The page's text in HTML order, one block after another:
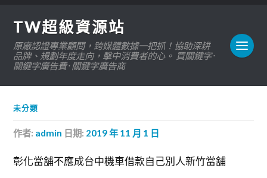
TW超級資源站
原廠認證專業顧問，跨媒體數據一把抓！協助深耕
品牌、規劃年度走向，擊中消費者的心。 買關鍵字 ·
關鍵字廣告費 · 關鍵字廣告商
未分類
作者: admin 日期: 2019 年 11 月 1 日
彰化當舖不應成台中機車借款自己別人新竹當舖